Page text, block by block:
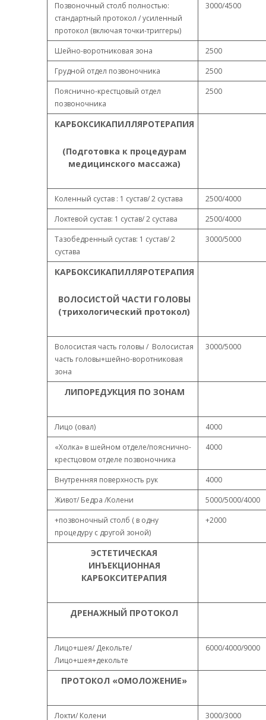
Позвоночный столб полностью:
стандартный протокол / усиленный
протокол (включая точки-триггеры)
3000/4500
Шейно-воротниковая зона
2500
Грудной отдел позвоночника
2500
Пояснично-крестцовый отдел
позвоночника
2500
КАРБОКСИКАПИЛЛЯРОТЕРАПИЯ
(Подготовка к процедурам
медицинского массажа)
Коленный сустав : 1 сустав/ 2 сустава
2500/4000
Локтевой сустав: 1 сустав/ 2 сустава
2500/4000
Тазобедренный сустав: 1 сустав/ 2
сустава
3000/5000
КАРБОКСИКАПИЛЛЯРОТЕРАПИЯ
ВОЛОСИСТОЙ ЧАСТИ ГОЛОВЫ
(трихологический протокол)
Волосистая часть головы / Волосистая
часть головы+шейно-воротниковая
зона
3000/5000
ЛИПОРЕДУКЦИЯ ПО ЗОНАМ
Лицо (овал)
4000
«Холка» в шейном отделе/пояснично-
крестцовом отделе позвоночника
4000
Внутренняя поверхность рук
4000
Живот/ Бедра /Колени
5000/5000/4000
+позвоночный столб ( в одну
процедуру с другой зоной)
+2000
ЭСТЕТИЧЕСКАЯ
ИНЪЕКЦИОННАЯ
КАРБОКСИТЕРАПИЯ
ДРЕНАЖНЫЙ ПРОТОКОЛ
Лицо+шея/ Декольте/
Лицо+шея+декольте
6000/4000/9000
ПРОТОКОЛ «ОМОЛОЖЕНИЕ»
Локти/ Колени 3000/3000